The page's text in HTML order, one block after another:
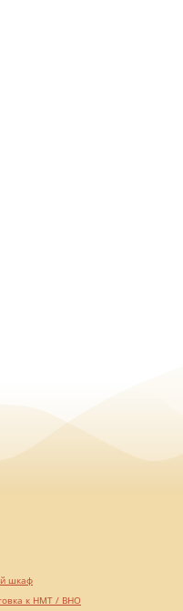
шкаф
к НМТ / ВНО